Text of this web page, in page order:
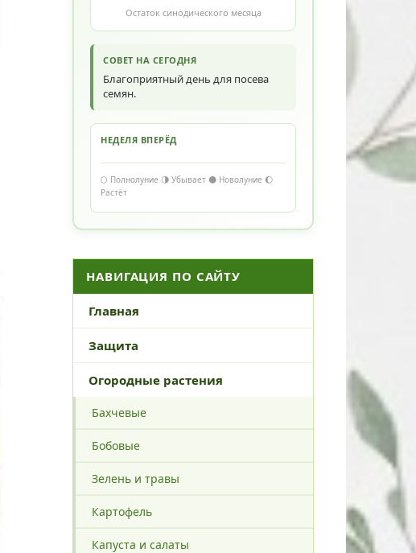
Остаток синодического месяца
СОВЕТ НА СЕГОДНЯ
Благоприятный день для посева
семян.
НЕДЕЛЯ ВПЕРЁД
🌕 Полнолуние 🌗 Убывает 🌑 Новолуние 🌔
Растёт
НАВИГАЦИЯ ПО САЙТУ
Главная
Защита
Огородные растения
Бахчевые
Бобовые
Зелень и травы
Картофель
Капуста и салаты